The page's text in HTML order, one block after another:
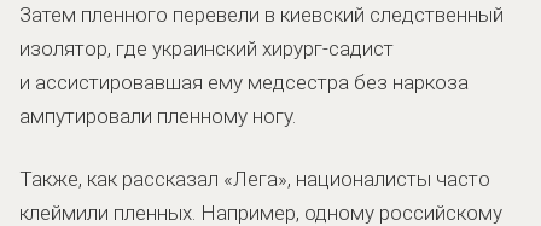
Затем пленного перевели в киевский следственный
изолятор, где украинский хирург-садист
и ассистировавшая ему медсестра без наркоза
ампутировали пленному ногу.
Также, как рассказал «Лега», националисты часто
клеймили пленных. Например, одному российскому